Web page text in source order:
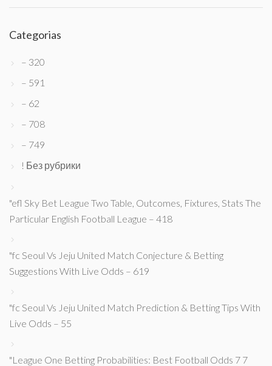
Categorias
– 320
– 591
– 62
– 708
– 749
! Без рубрики
"efl Sky Bet League Two Table, Outcomes, Fixtures, Stats The
Particular English Football League – 418
"fc Seoul Vs Jeju United Match Conjecture & Betting
Suggestions With Live Odds – 619
"fc Seoul Vs Jeju United Match Prediction & Betting Tips With
Live Odds – 55
"League One Betting Probabilities: Best Football Odds 7 7